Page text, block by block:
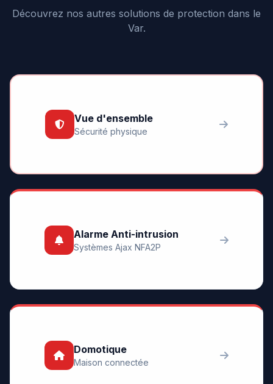
Découvrez nos autres solutions de protection dans le
Var.
Vue d'ensemble
Sécurité physique
Alarme Anti-intrusion
Systèmes Ajax NFA2P
Domotique
Maison connectée